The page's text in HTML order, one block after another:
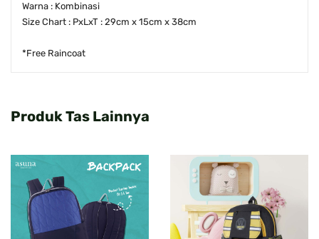
Warna : Kombinasi
Size Chart : PxLxT : 29cm x 15cm x 38cm
*Free Raincoat
Produk Tas Lainnya